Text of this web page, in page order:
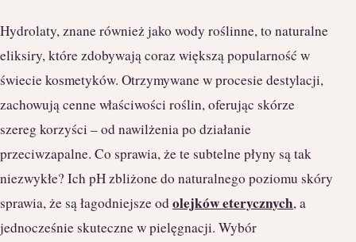
Hydrolaty, znane również jako wody roślinne, to naturalne
eliksiry, które zdobywają coraz większą popularność w
świecie kosmetyków. Otrzymywane w procesie destylacji,
zachowują cenne właściwości roślin, oferując skórze
szereg korzyści – od nawilżenia po działanie
przeciwzapalne. Co sprawia, że te subtelne płyny są tak
niezwykłe? Ich pH zbliżone do naturalnego poziomu skóry
sprawia, że są łagodniejsze odolejków eterycznych, a
jednocześnie skuteczne w pielęgnacji. Wybór